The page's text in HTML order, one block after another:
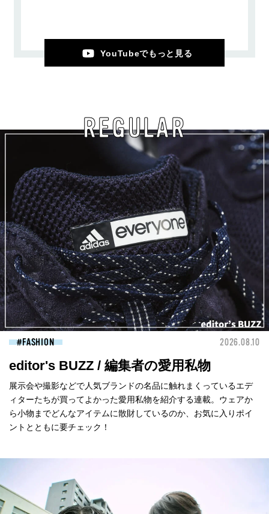
YouTubeでもっと見る
REGULAR
FASHION 2026.08.10
editor's BUZZ / 編集者の愛用私物
展示会や撮影などで人気ブランドの名品に触れまくっているエデ
ィターたちが買ってよかった愛用私物を紹介する連載。ウェアか
ら小物までどんなアイテムに散財しているのか、お気に入りポイ
ントとともに要チェック！